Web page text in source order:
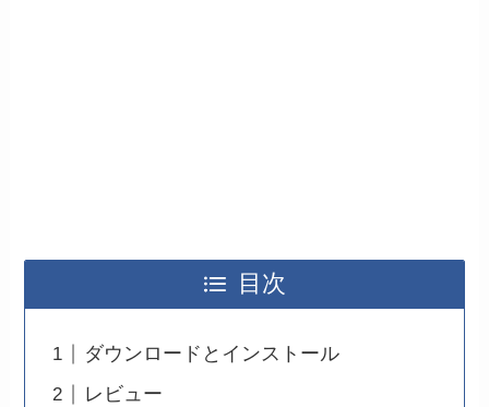
目次
ダウンロードとインストール
レビュー